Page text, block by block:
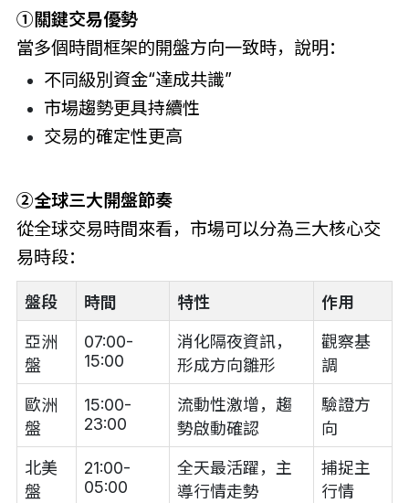
①關鍵交易優勢
當多個時間框架的開盤方向一致時，說明：
不同級別資金“達成共識”
市場趨勢更具持續性
交易的確定性更高
②全球三大開盤節奏
從全球交易時間來看，市場可以分為三大核心交
易時段：
盤段 時間 特性 作用
亞洲
盤
07:00-
15:00
消化隔夜資訊，
形成方向雛形
觀察基
調
歐洲
盤
15:00-
23:00
流動性激增，趨
勢啟動確認
驗證方
向
北美
盤
21:00-
05:00
全天最活躍，主
導行情走勢
捕捉主
行情